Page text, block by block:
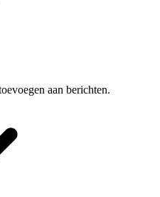
aan berichten.